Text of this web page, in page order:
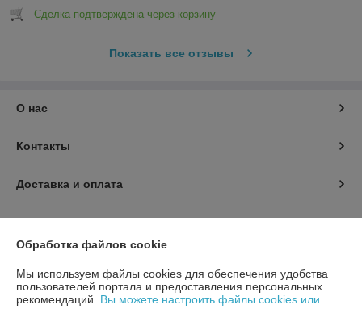
Сделка подтверждена через корзину
Показать все отзывы
О нас
Контакты
Доставка и оплата
График работы
Политика обработки cookies
Обработка файлов cookie
Мы используем файлы cookies для обеспечения удобства
пользователей портала и предоставления персональных
рекомендаций. Вы можете настроить файлы cookies или